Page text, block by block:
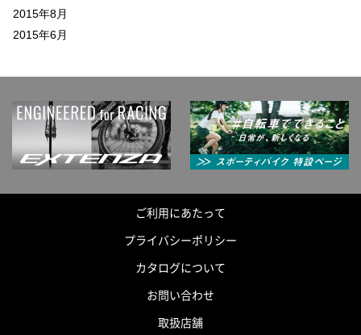
2015年8月
2015年6月
ご利用にあたって
プライバシーポリシー
カタログについて
お問い合わせ
取扱店舗